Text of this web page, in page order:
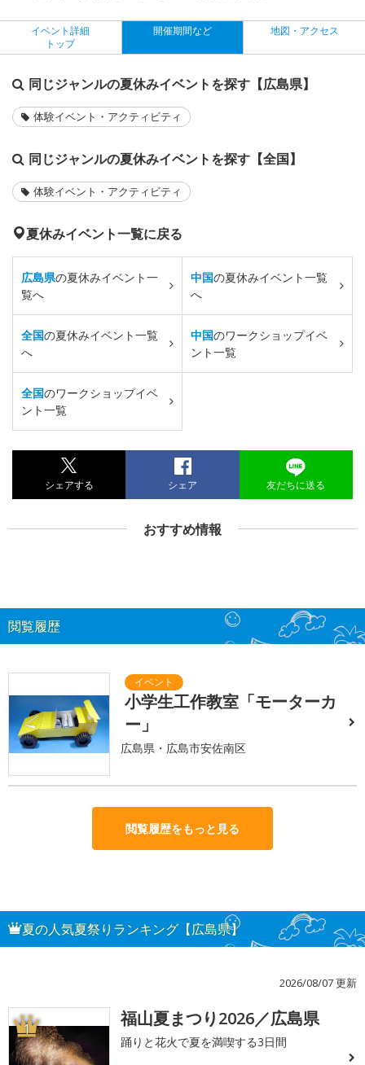
イベント詳細
トップ
開催期間など 地図・アクセス
同じジャンルの夏休みイベントを探す【広島県】
体験イベント・アクティビティ
同じジャンルの夏休みイベントを探す【全国】
体験イベント・アクティビティ
夏休みイベント一覧に戻る
広島県の夏休みイベント一
覧へ
中国の夏休みイベント一覧
へ
全国の夏休みイベント一覧
へ
中国のワークショップイベ
ント一覧
全国のワークショップイベ
ント一覧
シェアする シェア 友だちに送る
おすすめ情報
閲覧履歴
小学生工作教室「モーターカ
ー」
広島県・広島市安佐南区
閲覧履歴をもっと見る
夏の人気夏祭りランキング【広島県】
2026/08/07 更新
1 福山夏まつり2026／広島県
踊りと花火で夏を満喫する3日間